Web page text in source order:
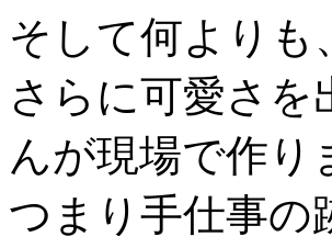
そして何よりも
さらに可愛さ
んが現場で作り
つまり手仕事の